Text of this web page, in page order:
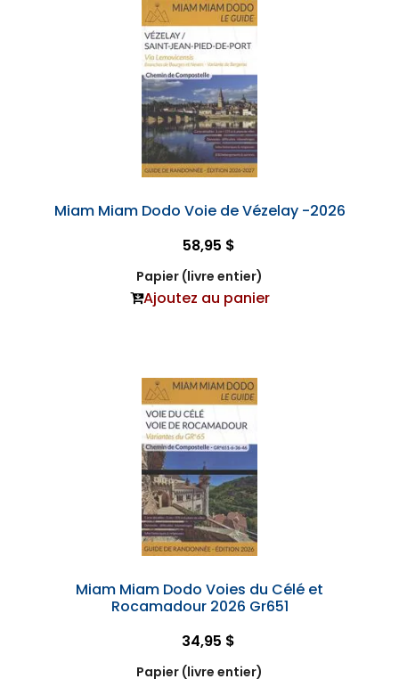
Miam Miam Dodo Voie de Vézelay -2026
58,95 $
Papier (livre entier)
Ajoutez au panier
Miam Miam Dodo Voies du Célé et
Rocamadour 2026 Gr651
34,95 $
Papier (livre entier)